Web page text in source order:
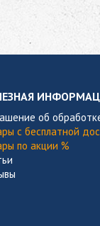
об
с бесплатной
по акции %